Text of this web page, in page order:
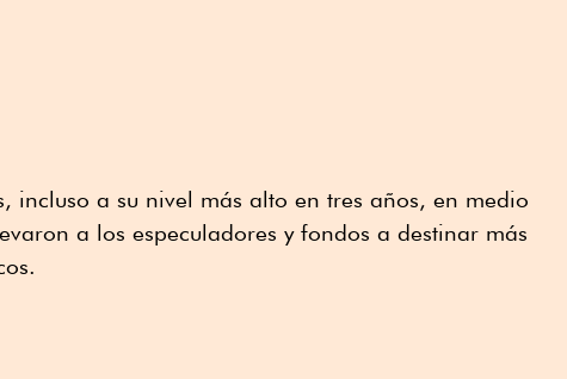
incluso a su nivel más alto en tres años, en medio
a los especuladores y fondos a destinar más